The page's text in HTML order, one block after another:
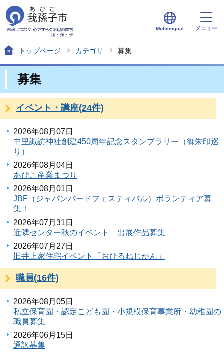
Multilingual メニュー
トップページ カテゴリ 募集
募集
イベント・講座(24件)
2026年08月07日
中里諏訪神社創建450周年記念スタンプラリー（御朱印巡
り）
2026年08月04日
あびこ産業まつり
2026年08月01日
JBF（ジャパンバードフェスティバル）ボランティア募
集！
2026年07月31日
近隣センター秋のイベント 出展作品募集
2026年07月27日
旧井上家住宅イベント「おひるねじかん」
職員(16件)
2026年08月05日
私立保育園・認定こども園・小規模保育事業所・幼稚園の
職員募集
2026年06月15日
通訳募集